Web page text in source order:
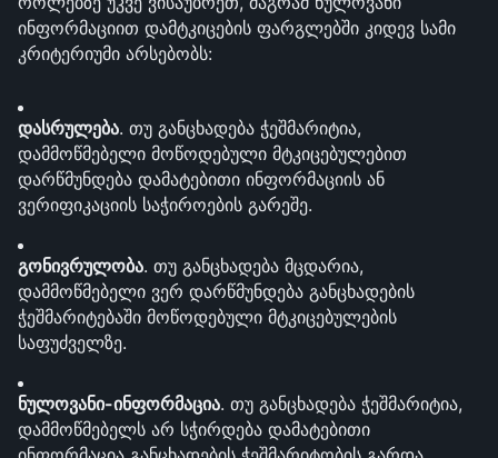
ინფორმაციით დამტკიცების ფარგლებში კიდევ სამი
კრიტერიუმი არსებობს:
დასრულება. თუ განცხადება ჭეშმარიტია,
დამმოწმებელი მოწოდებული მტკიცებულებით
დარწმუნდება დამატებითი ინფორმაციის ან
ვერიფიკაციის საჭიროების გარეშე.
გონივრულობა. თუ განცხადება მცდარია,
დამმოწმებელი ვერ დარწმუნდება განცხადების
ჭეშმარიტებაში მოწოდებული მტკიცებულების
საფუძველზე.
ნულოვანი-ინფორმაცია. თუ განცხადება ჭეშმარიტია,
დამმოწმებელს არ სჭირდება დამატებითი